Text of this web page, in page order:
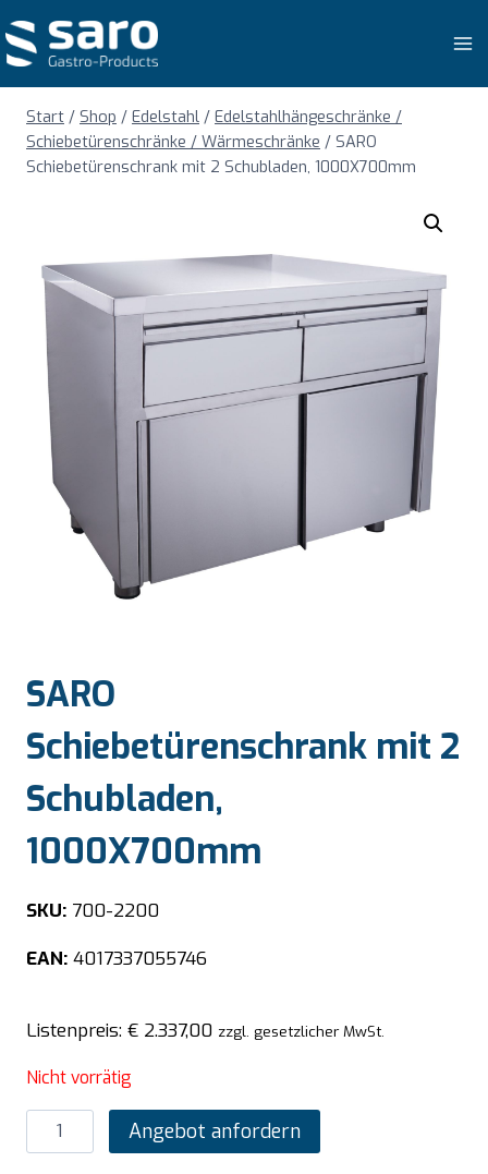
Inhalt
springen
Start / Shop / Edelstahl / Edelstahlhängeschränke /
Schiebetürenschränke / Wärmeschränke / SARO
Schiebetürenschrank mit 2 Schubladen, 1000X700mm
SARO
Schiebetürenschrank mit 2
Schubladen,
1000X700mm
SKU: 700-2200
EAN: 4017337055746
Listenpreis: € 2.337,00 zzgl. gesetzlicher MwSt.
Nicht vorrätig
SARO
Schiebetürenschrank
Angebot anfordern